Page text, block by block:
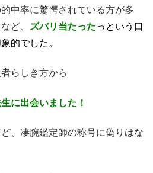
中率に驚愕されている方が多
ど、
ズバリ当たったっという口
的でした。
らしき方から
に出会いました！
、凄腕鑑定師の称号に偽りはな